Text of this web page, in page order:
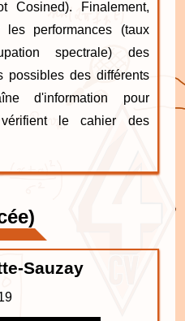
Cosined). Finalement,
performances (taux
spectrale) des
possibles des différents
d'information pour
vérifient le cahier des
Sauzay